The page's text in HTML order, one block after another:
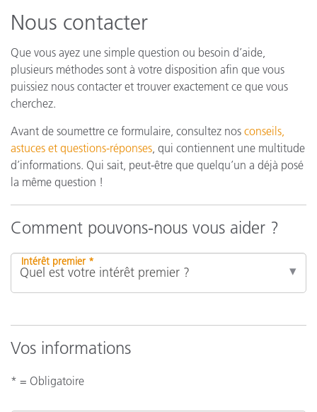
Nous contacter
Que vous ayez une simple question ou besoin d’aide,
plusieurs méthodes sont à votre disposition afin que vous
puissiez nous contacter et trouver exactement ce que vous
cherchez.
Avant de soumettre ce formulaire, consultez nos conseils,
astuces et questions-réponses, qui contiennent une multitude
d’informations. Qui sait, peut-être que quelqu’un a déjà posé
la même question !
Comment pouvons-nous vous aider ?
Intérêt premier *
Vos informations
* = Obligatoire